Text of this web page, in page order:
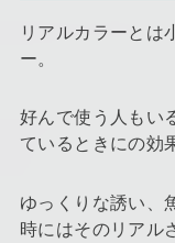
リアルカラーとは
ー。
好んで使う人もい
ているときにの効
ゆっくりな誘い、
時にはそのリアル